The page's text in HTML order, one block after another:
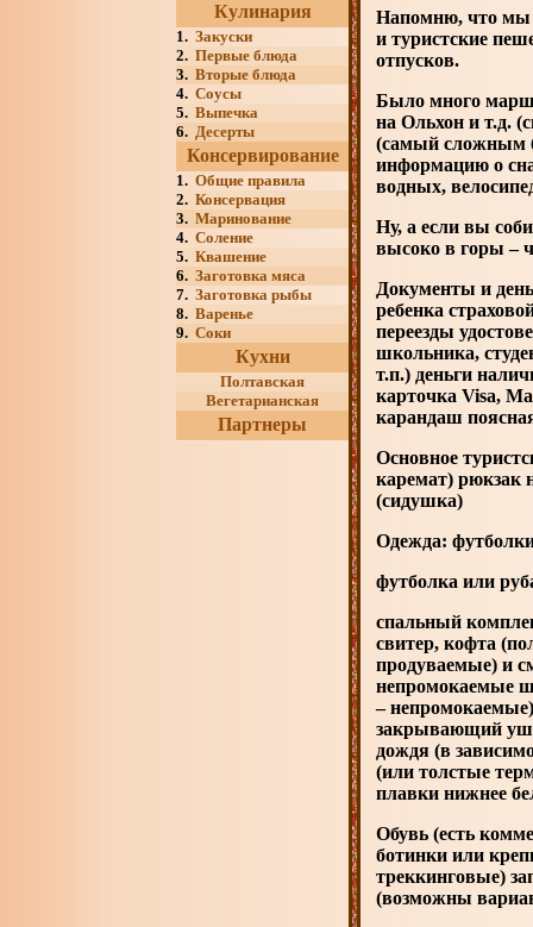
Кулинария
1. Закуски
2. Первые блюда
3. Вторые блюда
4. Соусы
5. Выпечка
6. Десерты
Консервирование
1. Общие правила
2. Консервация
3. Маринование
4. Соление
5. Квашение
6. Заготовка мяса
7. Заготовка рыбы
8. Варенье
9. Соки
Кухни
Полтавская
Вегетарианская
Партнеры
Напомню, что мы
и туристские
отпусков.
Было много
на Ольхон и т.д.
(самый сложным
информацию о
водных,
Ну, а если вы
высоко в горы –
Документы и
ребенка
переезды
школьника,
т.п.) деньги
карточка Visa,
карандаш
Основное
каремат) рюкзак
(сидушка)
Одежда:
футболка или
спальный
свитер, кофта
продуваемые) и
непромокаемые
–
закрывающий
дождя (в
(или толстые
плавки нижнее
Обувь (есть
ботинки или
треккинговые)
(возможны